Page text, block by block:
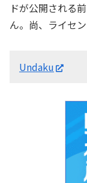
ドが公開される
ん。尚、ライセ
Undaku